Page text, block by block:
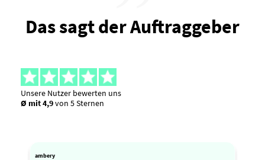
Das sagt der Auftraggeber
Unsere Nutzer bewerten uns
Ø mit 4,9von 5 Sternen
ambery